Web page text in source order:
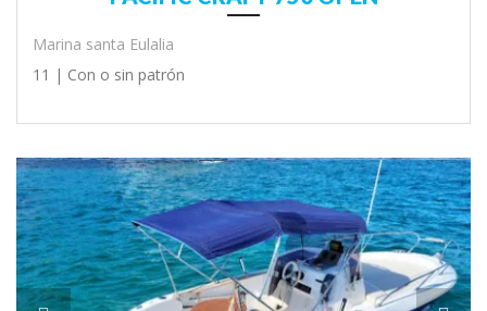
Marina santa Eulalia
11 | Con o sin patrón